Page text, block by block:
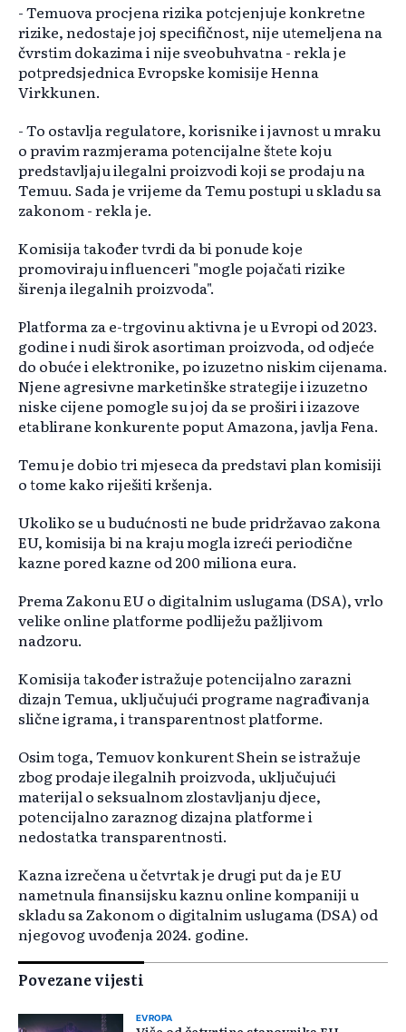
- Temuova procjena rizika potcjenjuje konkretne
rizike, nedostaje joj specifičnost, nije utemeljena na
čvrstim dokazima i nije sveobuhvatna - rekla je
potpredsjednica Evropske komisije Henna
Virkkunen.
- To ostavlja regulatore, korisnike i javnost u mraku
o pravim razmjerama potencijalne štete koju
predstavljaju ilegalni proizvodi koji se prodaju na
Temuu. Sada je vrijeme da Temu postupi u skladu sa
zakonom - rekla je.
Komisija također tvrdi da bi ponude koje
promoviraju influenceri "mogle pojačati rizike
širenja ilegalnih proizvoda".
Platforma za e-trgovinu aktivna je u Evropi od 2023.
godine i nudi širok asortiman proizvoda, od odjeće
do obuće i elektronike, po izuzetno niskim cijenama.
Njene agresivne marketinške strategije i izuzetno
niske cijene pomogle su joj da se proširi i izazove
etablirane konkurente poput Amazona, javlja Fena.
Temu je dobio tri mjeseca da predstavi plan komisiji
o tome kako riješiti kršenja.
Ukoliko se u budućnosti ne bude pridržavao zakona
EU, komisija bi na kraju mogla izreći periodične
kazne pored kazne od 200 miliona eura.
Prema Zakonu EU o digitalnim uslugama (DSA), vrlo
velike online platforme podliježu pažljivom
nadzoru.
Komisija također istražuje potencijalno zarazni
dizajn Temua, uključujući programe nagrađivanja
slične igrama, i transparentnost platforme.
Osim toga, Temuov konkurent Shein se istražuje
zbog prodaje ilegalnih proizvoda, uključujući
materijal o seksualnom zlostavljanju djece,
potencijalno zaraznog dizajna platforme i
nedostatka transparentnosti.
Kazna izrečena u četvrtak je drugi put da je EU
nametnula finansijsku kaznu online kompaniji u
skladu sa Zakonom o digitalnim uslugama (DSA) od
njegovog uvođenja 2024. godine.
Povezane vijesti
EVROPA